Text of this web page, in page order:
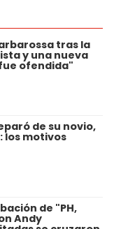
tras la
y una nueva
ofendida"
de su novio,
los motivos
de "PH,
Andy